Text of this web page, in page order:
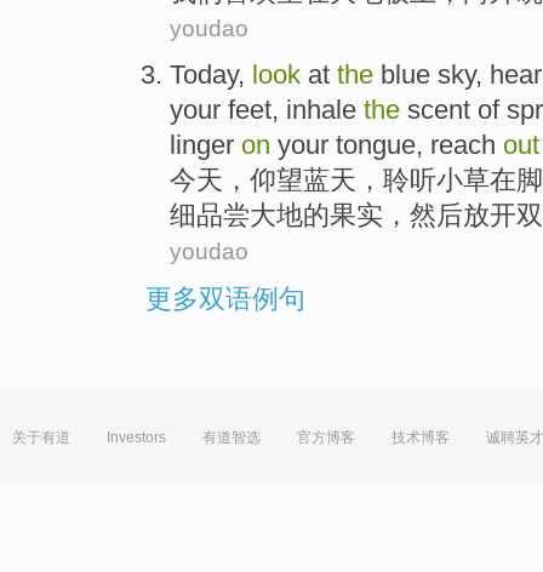
youdao
Today, look at the blue sky, hear
your feet, inhale the scent of
linger on your tongue, reach out
今天 ， 仰望蓝天 ， 聆听小草在
细品尝大地的果实 ，然后放开
youdao
更多双语例句
关于有道 Investors 有道智选 官方博客 技术博客 诚聘英才